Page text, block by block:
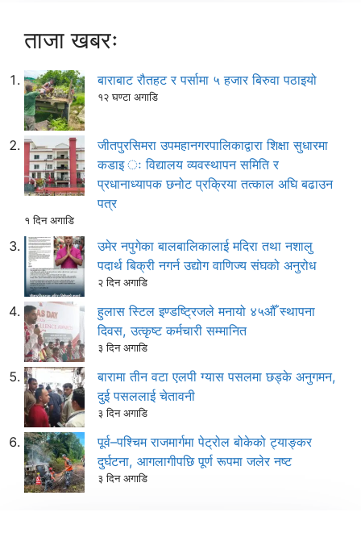
ताजा खबरः
बाराबाट रौतहट र पर्सामा ५ हजार बिरुवा पठाइयो
१२ घण्टा अगाडि
जीतपुरसिमरा उपमहानगरपालिकाद्वारा शिक्षा सुधारमा
कडाइ ः विद्यालय व्यवस्थापन समिति र
प्रधानाध्यापक छनोट प्रक्रिया तत्काल अघि बढाउन
पत्र
१ दिन अगाडि
उमेर नपुगेका बालबालिकालाई मदिरा तथा नशालु
पदार्थ बिक्री नगर्न उद्योग वाणिज्य संघको अनुरोध
२ दिन अगाडि
हुलास स्टिल इण्डष्ट्रिजले मनायो ४५औँ स्थापना
दिवस, उत्कृष्ट कर्मचारी सम्मानित
३ दिन अगाडि
बारामा तीन वटा एलपी ग्यास पसलमा छड्के अनुगमन,
दुई पसललाई चेतावनी
३ दिन अगाडि
पूर्व–पश्चिम राजमार्गमा पेट्रोल बोकेको ट्याङ्कर
दुर्घटना, आगलागीपछि पूर्ण रूपमा जलेर नष्ट
३ दिन अगाडि